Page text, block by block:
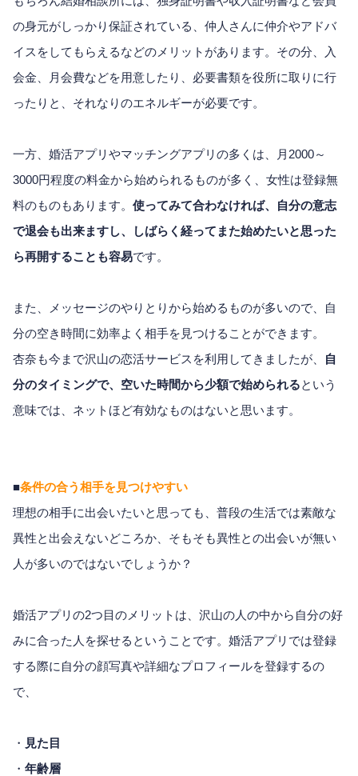
の身元がしっかり保証されている、仲人さんに仲介やアドバ
イスをしてもらえるなどのメリットがあります。その分、入
会金、月会費などを用意したり、必要書類を役所に取りに行
ったりと、それなりのエネルギーが必要です。
一方、婚活アプリやマッチングアプリの多くは、月2000～
3000円程度の料金から始められるものが多く、女性は登録無
料のものもあります。 使ってみて合わなければ、自分の意志
で退会も出来ますし、しばらく経ってまた始めたいと思った
ら再開することも容易です。
また、メッセージのやりとりから始めるものが多いので、自
分の空き時間に効率よく相手を見つけることができます。
杏奈も今まで沢山の恋活サービスを利用してきましたが、
自
分のタイミングで、空いた時間から少額で始められるという
意味では、ネットほど有効なものはないと思います。
■条件の合う相手を見つけやすい
理想の相手に出会いたいと思っても、普段の生活では素敵な
異性と出会えないどころか、そもそも異性との出会いが無い
人が多いのではないでしょうか？
婚活アプリの2つ目のメリットは、沢山の人の中から自分の好
みに合った人を探せるということです。婚活アプリでは登録
する際に自分の顔写真や詳細なプロフィールを登録するの
で、
・ 見た目
・ 年齢層